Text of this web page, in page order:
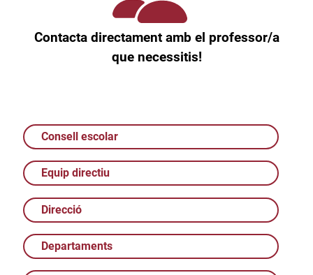
Contacta directament amb el professor/a
que necessitis!
Consell escolar
Equip directiu
Direcció
Departaments